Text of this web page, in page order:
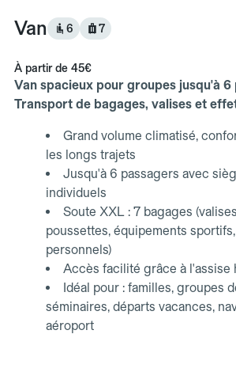
Van 6 7
À partir de 45€
Van spacieux pour groupes jusqu'à 6
Transport de bagages, valises et
Grand volume climatisé,
les longs trajets
Jusqu'à 6 passagers avec
individuels
Soute XXL : 7 bagages
poussettes, équipements
personnels)
Accès facilité grâce à l'assise
Idéal pour : familles, groupes
séminaires, départs vacances,
aéroport